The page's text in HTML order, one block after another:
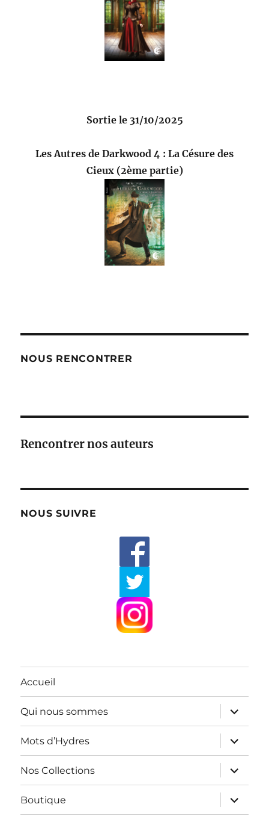
Sortie le 31/10/2025
Les Autres de Darkwood 4 : La Césure des
Cieux (2ème partie)
NOUS RENCONTRER
Rencontrer nos auteurs
NOUS SUIVRE
Accueil
Qui nous sommes
ouvrir
le
sous-
menu
Mots d’Hydres
ouvrir
le
sous-
menu
Nos Collections
ouvrir
le
sous-
menu
Boutique
ouvrir
le
sous-